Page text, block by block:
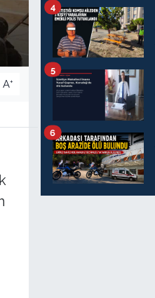
A+
4
5
6